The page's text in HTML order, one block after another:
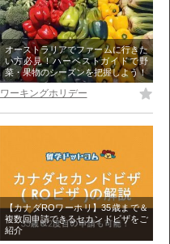
オーストラリアでファームに行きた
い方必見！ハーベストガイドで野
菜・果物のシーズンを把握しよう！
ワーキングホリデー
【カナダROワーホリ】35歳まで＆
複数回申請できるセカンドビザをご
紹介